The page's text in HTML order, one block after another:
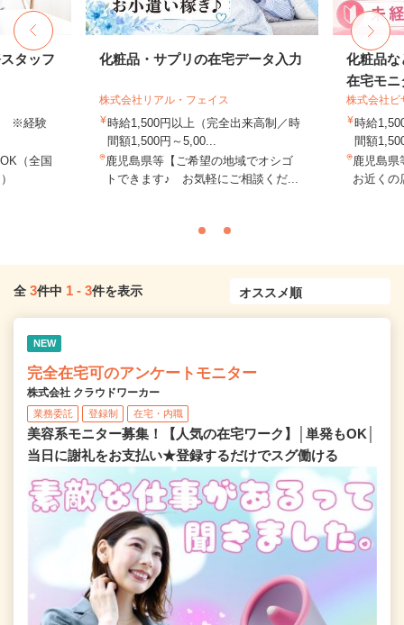
タッフ
※経験
（全国
化粧品・サプリの在宅データ入力
株式会社リアル・フェイス
時給1,500円以上（完全出来高制／時
間額1,500円～5,00...
鹿児島県等【ご希望の地域でオシゴ
トできます♪ お気軽にご相談くだ...
化粧品な
在宅モニ
株式会社ビ
時給
間額
鹿児島
お近くの
全 3件中 1 - 3件を表示
NEW
完全在宅可のアンケートモニター
株式会社 クラウドワーカー
業務委託 登録制 在宅・内職
美容系モニター募集！【人気の在宅ワーク】│単発もOK│
当日に謝礼をお支払い★登録するだけでスグ働ける